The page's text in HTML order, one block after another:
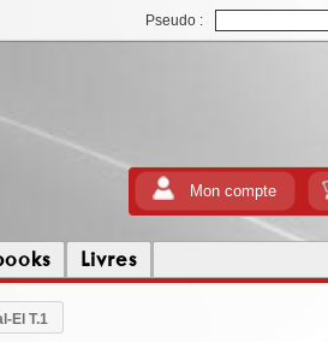
Pseudo :
Mon compte
Livres
El T.1